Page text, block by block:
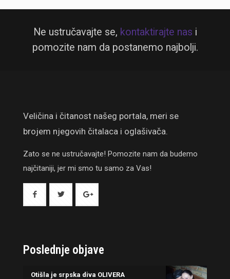
Ne ustručavajte se, kontaktirajte nas i
pomozite nam da postanemo najbolji.
Veličina i čitanost našeg portala, meri se
brojem njegovih čitalaca i oglašivača.
Zato se ne ustručavajte! Pomozite nam da budemo
najčitaniji, jer mi smo tu samo za Vas!
Poslednje objave
Otišla je srpska diva OLIVERA